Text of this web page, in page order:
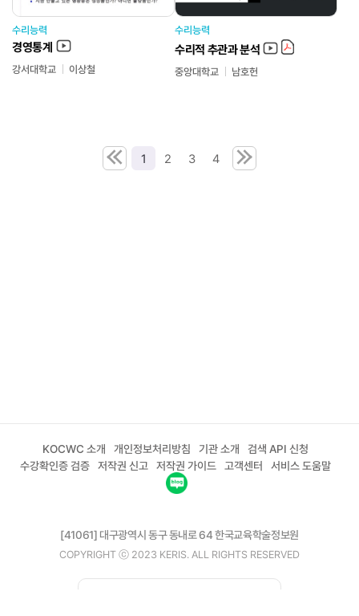
수리능력
경영통계
강서대학교 이상철
수리능력
수리적 추관과 분석
중앙대학교 남호헌
1 2 3 4
KOCWC 소개 개인정보처리방침 기관 소개 검색 API 신청
수강확인증 검증 저작권 신고 저작권 가이드 고객센터 서비스 도움말
[41061] 대구광역시 동구 동내로 64 한국교육학술정보원
COPYRIGHT ⓒ 2023 KERIS. ALL RIGHTS RESERVED